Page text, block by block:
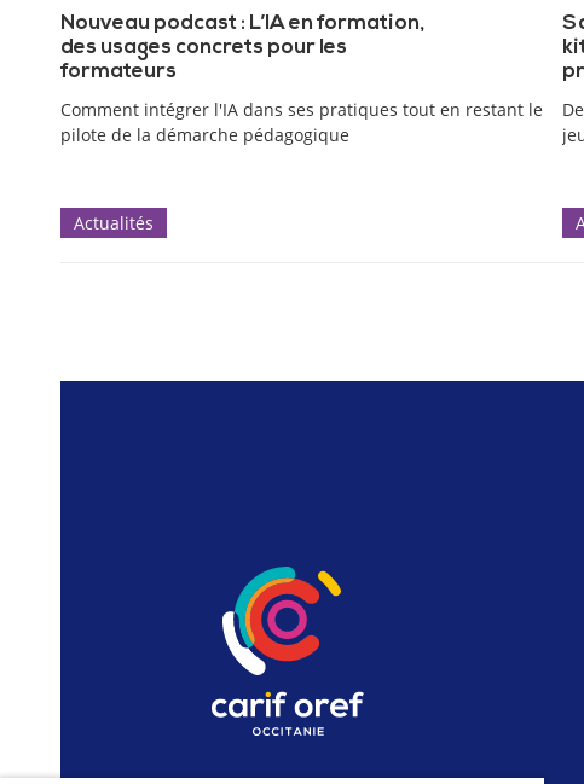
Nouveau podcast : L’IA en formation,
des usages concrets pour les
formateurs
Comment intégrer l'IA dans ses pratiques tout en restant le
pilote de la démarche pédagogique
Actualités